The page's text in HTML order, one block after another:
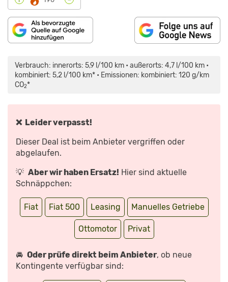
Verbrauch: innerorts: 5,9 l/100 km • außerorts: 4,7 l/100 km •
kombiniert: 5,2 l/100 km* • Emissionen: kombiniert: 120 g/km
CO2*
❌ Leider verpasst!
Dieser Deal ist beim Anbieter vergriffen oder
abgelaufen.
💡 Aber wir haben Ersatz! Hier sind aktuelle
Schnäppchen:
Fiat Fiat 500 Leasing Manuelles Getriebe
Ottomotor Privat
🚘 Oder prüfe direkt beim Anbieter, ob neue
Kontingente verfügbar sind:
DER
KLEINE
ITALIENER“
VON